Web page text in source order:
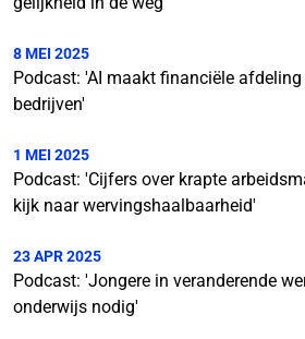
8 MEI 2025
Podcast: 'AI maakt financiële
bedrijven'
1 MEI 2025
Podcast: 'Cijfers over krapte
kijk naar wervingshaalbaarheid'
23 APR 2025
Podcast: 'Jongere in veranderende
onderwijs nodig'